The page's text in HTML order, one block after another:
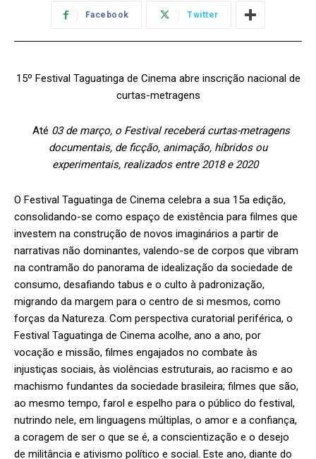
Facebook Twitter
15º Festival Taguatinga de Cinema abre inscrição nacional de
curtas-metragens
Até 03 de março, o Festival receberá curtas-metragens
documentais, de ficção, animação, híbridos ou
experimentais, realizados entre 2018 e 2020
O Festival Taguatinga de Cinema celebra a sua 15a edição,
consolidando-se como espaço de existência para filmes que
investem na construção de novos imaginários a partir de
narrativas não dominantes, valendo-se de corpos que vibram
na contramão do panorama de idealização da sociedade de
consumo, desafiando tabus e o culto à padronização,
migrando da margem para o centro de si mesmos, como
forças da Natureza. Com perspectiva curatorial periférica, o
Festival Taguatinga de Cinema acolhe, ano a ano, por
vocação e missão, filmes engajados no combate às
injustiças sociais, às violências estruturais, ao racismo e ao
machismo fundantes da sociedade brasileira; filmes que são,
ao mesmo tempo, farol e espelho para o público do festival,
nutrindo nele, em linguagens múltiplas, o amor e a confiança,
a coragem de ser o que se é, a conscientização e o desejo
de militância e ativismo político e social. Este ano, diante do